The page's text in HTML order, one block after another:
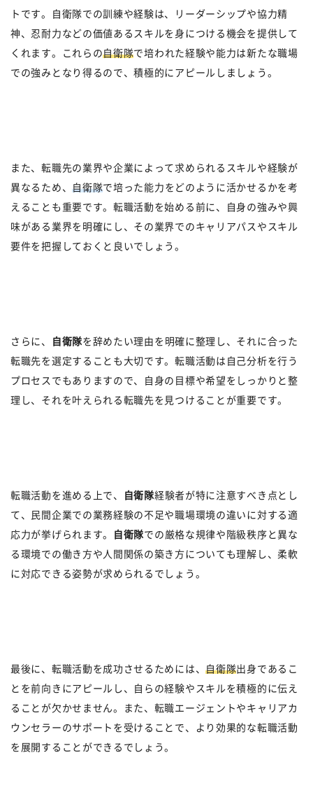
トです。自衛隊での訓練や経験は、リーダーシップや協力精
神、忍耐力などの価値あるスキルを身につける機会を提供して
くれます。これらの自衛隊で培われた経験や能力は新たな職場
での強みとなり得るので、積極的にアピールしましょう。
また、転職先の業界や企業によって求められるスキルや経験が
異なるため、自衛隊で培った能力をどのように活かせるかを考
えることも重要です。転職活動を始める前に、自身の強みや興
味がある業界を明確にし、その業界でのキャリアパスやスキル
要件を把握しておくと良いでしょう。
さらに、 自衛隊を辞めたい理由を明確に整理し、それに合った
転職先を選定することも大切です。転職活動は自己分析を行う
プロセスでもありますので、自身の目標や希望をしっかりと整
理し、それを叶えられる転職先を見つけることが重要です。
転職活動を進める上で、 自衛隊経験者が特に注意すべき点とし
て、民間企業での業務経験の不足や職場環境の違いに対する適
応力が挙げられます。
自衛隊での厳格な規律や階級秩序と異な
る環境での働き方や人間関係の築き方についても理解し、柔軟
に対応できる姿勢が求められるでしょう。
最後に、転職活動を成功させるためには、自衛隊出身であるこ
とを前向きにアピールし、自らの経験やスキルを積極的に伝え
ることが欠かせません。また、転職エージェントやキャリアカ
ウンセラーのサポートを受けることで、より効果的な転職活動
を展開することができるでしょう。